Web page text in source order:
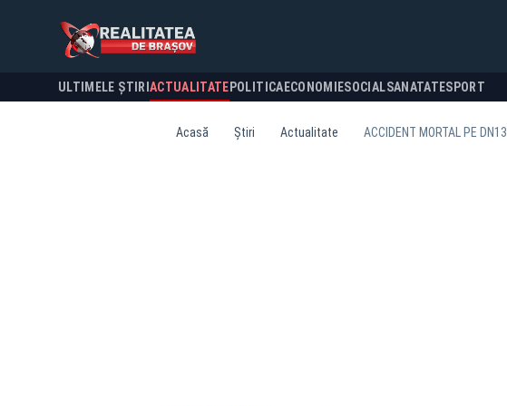
ULTIMELE ȘTIRI ACTUALITATE POLITICA ECONOMIESOCIALSANATATESPORT
Acasă Știri Actualitate ACCIDENT MORTAL PE DN13